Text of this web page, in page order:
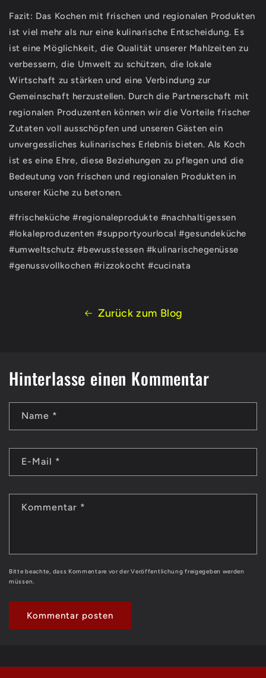
Fazit: Das Kochen mit frischen und regionalen Produkten
ist viel mehr als nur eine kulinarische Entscheidung. Es
ist eine Möglichkeit, die Qualität unserer Mahlzeiten zu
verbessern, die Umwelt zu schützen, die lokale
Wirtschaft zu stärken und eine Verbindung zur
Gemeinschaft herzustellen. Durch die Partnerschaft mit
regionalen Produzenten können wir die Vorteile frischer
Zutaten voll ausschöpfen und unseren Gästen ein
unvergessliches kulinarisches Erlebnis bieten. Als Koch
ist es eine Ehre, diese Beziehungen zu pflegen und die
Bedeutung von frischen und regionalen Produkten in
unserer Küche zu betonen.
#frischeküche #regionaleprodukte #nachhaltigessen
#lokaleproduzenten #supportyourlocal #gesundeküche
#umweltschutz #bewusstessen #kulinarischegenüsse
#genussvollkochen #rizzokocht #cucinata
Zurück zum Blog
Hinterlasse einen Kommentar
Name *
E-Mail *
Kommentar *
Bitte beachte, dass Kommentare vor der Veröffentlichung freigegeben werden
müssen.